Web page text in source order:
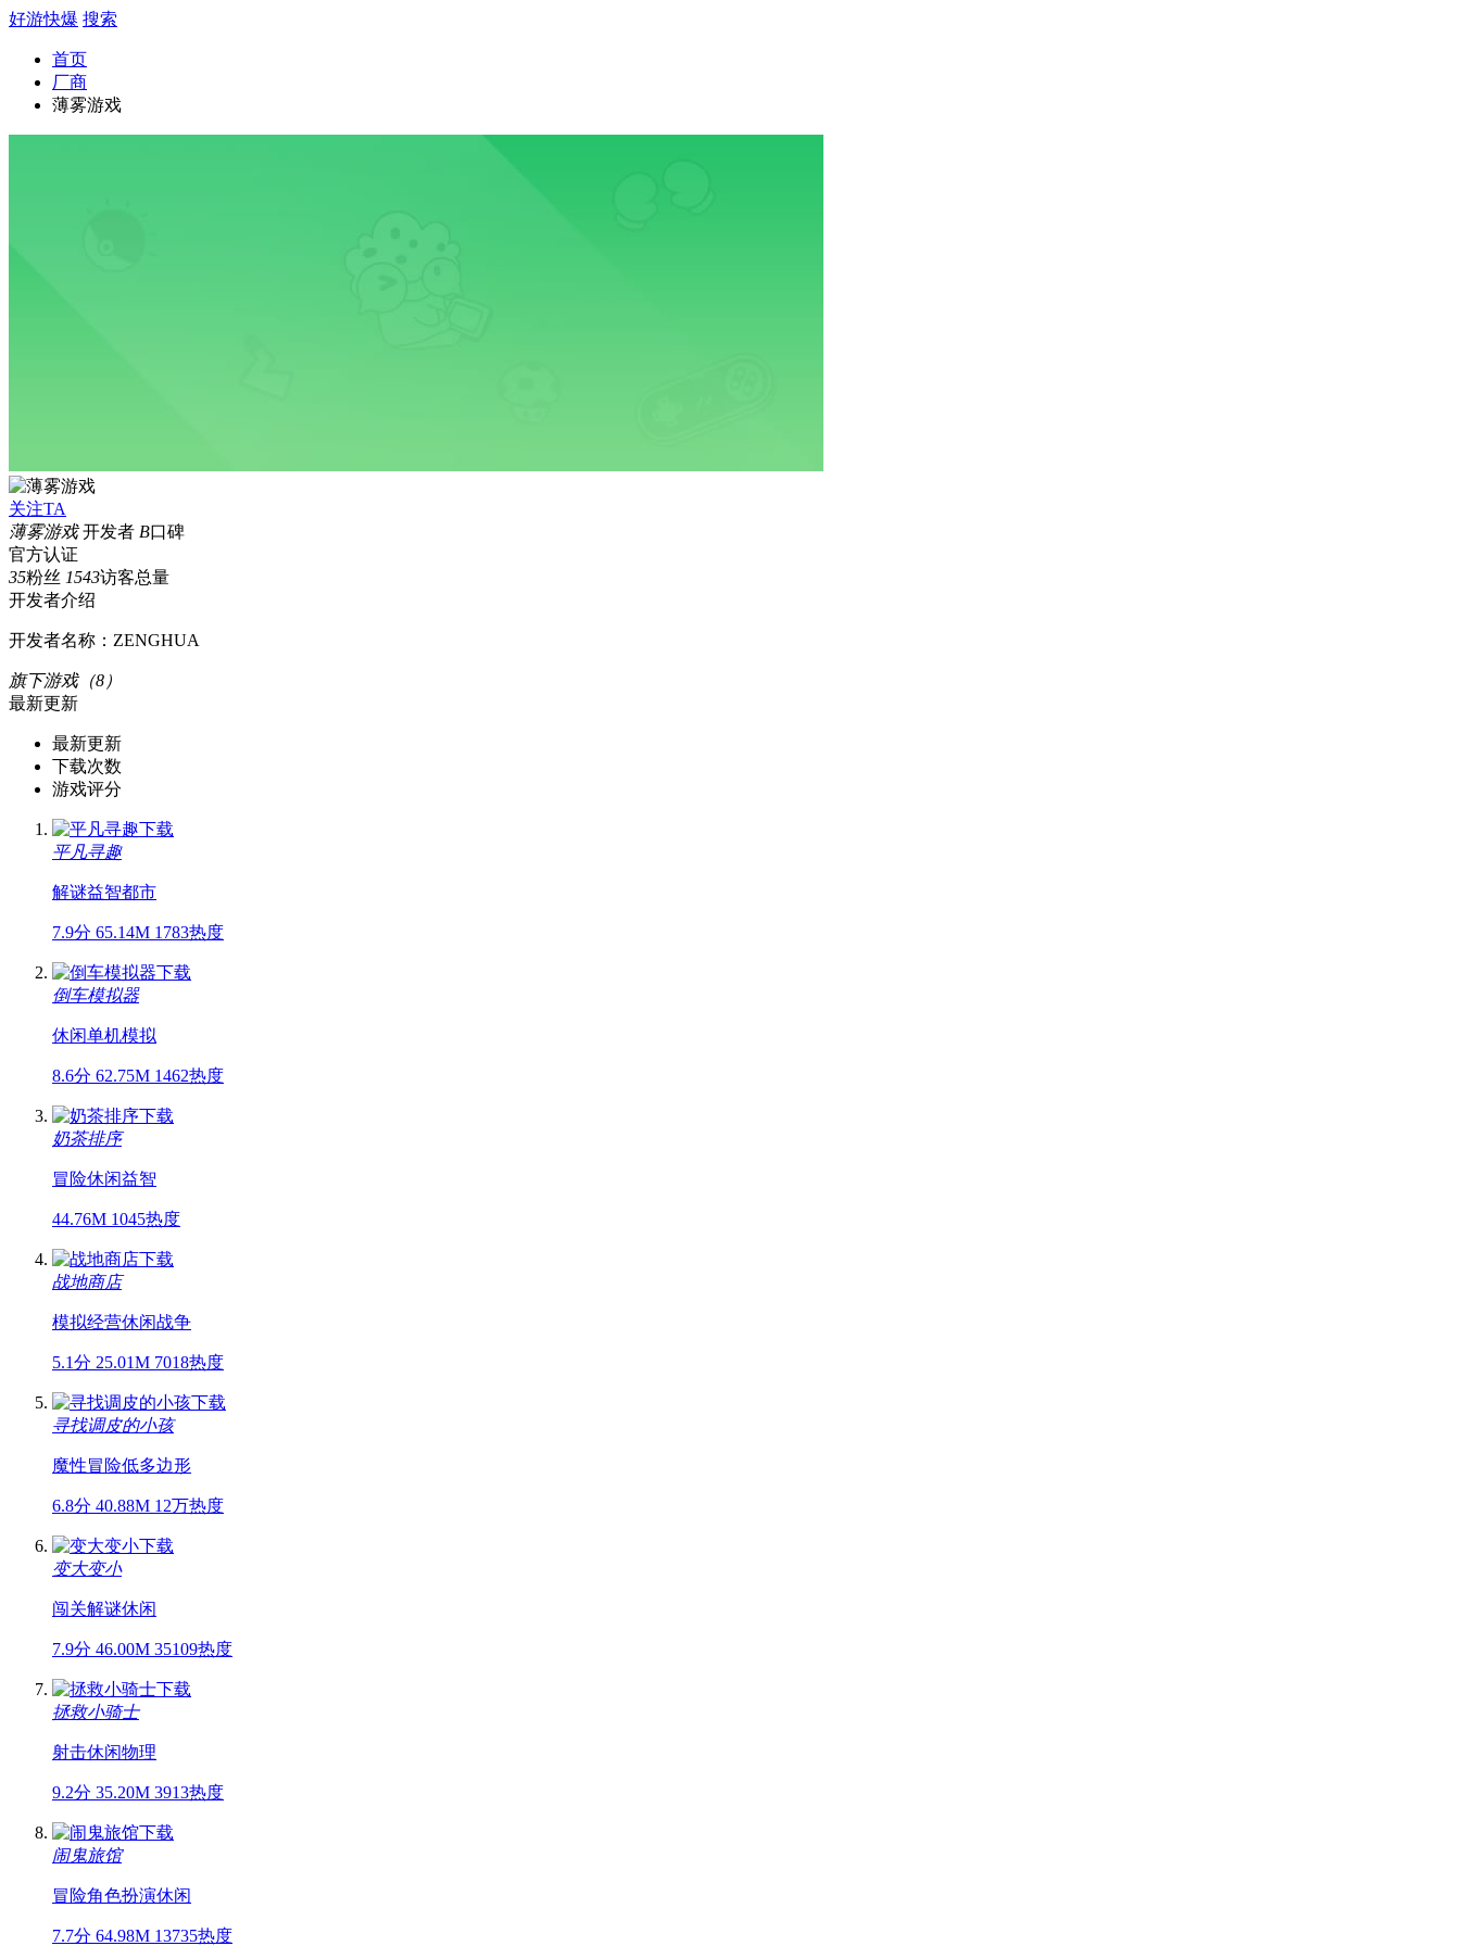
好游快爆 搜索
首页
厂商
薄雾游戏
关注TA
薄雾游戏 开发者 B口碑
官方认证
35粉丝 1543访客总量
开发者介绍
开发者名称：ZENGHUA
旗下游戏（8）
最新更新
最新更新
下载次数
游戏评分
平凡寻趣
解谜益智都市
7.9分 65.14M 1783热度
倒车模拟器
休闲单机模拟
8.6分 62.75M 1462热度
奶茶排序
冒险休闲益智
44.76M 1045热度
战地商店
模拟经营休闲战争
5.1分 25.01M 7018热度
寻找调皮的小孩
魔性冒险低多边形
6.8分 40.88M 12万热度
变大变小
闯关解谜休闲
7.9分 46.00M 35109热度
拯救小骑士
射击休闲物理
9.2分 35.20M 3913热度
闹鬼旅馆
冒险角色扮演休闲
7.7分 64.98M 13735热度